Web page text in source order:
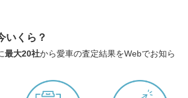
いくら？
最大20社から愛車の査定結果をWebでお知ら